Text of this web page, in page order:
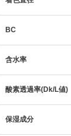
BC
含水率
酸素透過率(Dk/L値)
保湿成分